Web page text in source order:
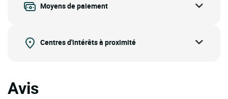
Moyens de paiement
Centres d'intérêts à proximité
Avis